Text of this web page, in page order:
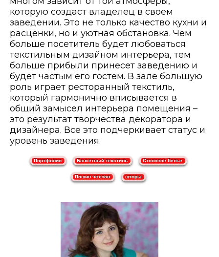
которую создаст владелец в своем
заведении. Это не только качество кухни и
расценки, но и уютная обстановка. Чем
больше посетитель будет любоваться
текстильным дизайном интерьера, тем
больше прибыли принесет заведению и
будет частым его гостем. В зале большую
роль играет ресторанный текстиль,
который гармонично вписывается в
общий замысел интерьера помещения –
это результат творчества декоратора и
дизайнера. Все это подчеркивает статус и
уровень заведения.